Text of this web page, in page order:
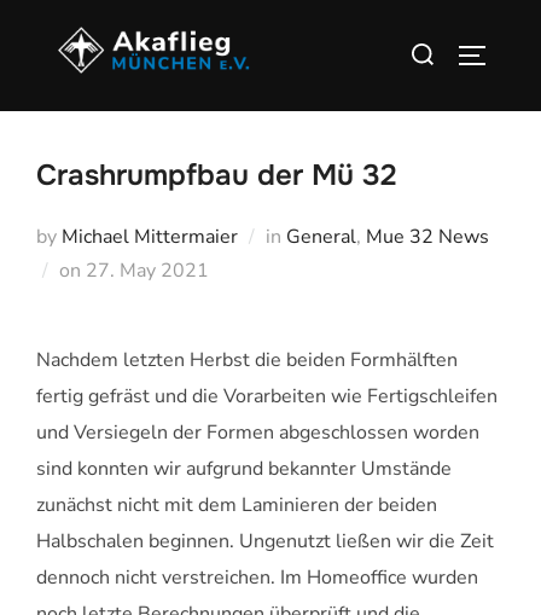
Suchen
Crashrumpfbau der Mü 32
by Michael Mittermaier in General, Mue 32 News
on Veröffentlicht
27. May 2021
Nachdem letzten Herbst die beiden Formhälften
fertig gefräst und die Vorarbeiten wie Fertigschleifen
und Versiegeln der Formen abgeschlossen worden
sind konnten wir aufgrund bekannter Umstände
zunächst nicht mit dem Laminieren der beiden
Halbschalen beginnen. Ungenutzt ließen wir die Zeit
dennoch nicht verstreichen. Im Homeoffice wurden